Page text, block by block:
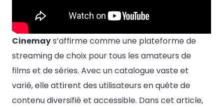
Cinemays’affirme comme une plateforme de
streaming de choix pour tous les amateurs de
films et de séries. Avec un catalogue vaste et
varié, elle attirent des utilisateurs en quête de
contenu diversifié et accessible. Dans cet article,